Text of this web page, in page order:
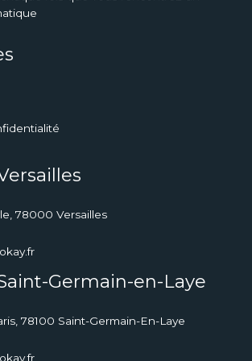
78000 Versailles
Germain-en-Laye
78100 Saint-Germain-En-Laye